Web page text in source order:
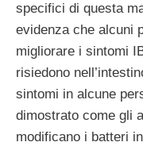
specifici di questa
evidenza che alcuni
migliorare i sintomi
risiedono
sintomi in alcune
dimostrato come gli
modificano i batteri